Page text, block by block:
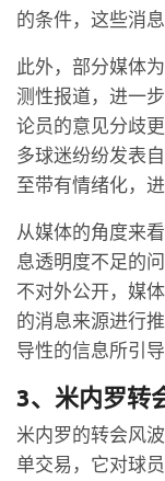
的条件，这些消
此外，部分媒体
测性报道，进一
论员的意见分歧
多球迷纷纷发表
至带有情绪化，
从媒体的角度来
息透明度不足的
不对外公开，媒
的消息来源进行
导性的信息所引导
3、米内罗转
米内罗的转会风
单交易，它对球